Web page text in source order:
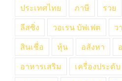
ประเทศไทย ภาษี รวย
ลีสซิ่ง วอเรน บัฟเฟต ว
สินเชื่อ หุ้น อสังหา
อาหารเสริม เครื่องประดับ